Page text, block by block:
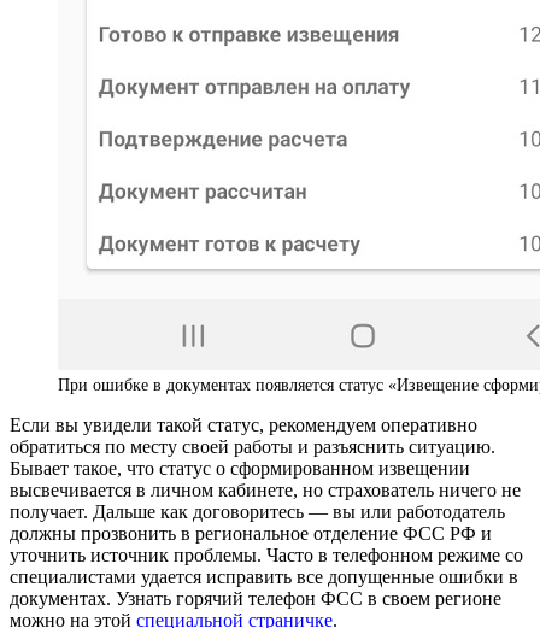
При ошибке в документах появляется статус «Извещение
Если вы увидели такой статус, рекомендуем оперативно
обратиться по месту своей работы и разъяснить ситуацию.
Бывает такое, что статус о сформированном извещении
высвечивается в личном кабинете, но страхователь ничего не
получает. Дальше как договоритесь — вы или работодатель
должны прозвонить в региональное отделение ФСС РФ и
уточнить источник проблемы. Часто в телефонном режиме со
специалистами удается исправить все допущенные ошибки в
документах. Узнать горячий телефон ФСС в своем регионе
можно на этой специальной страничке.